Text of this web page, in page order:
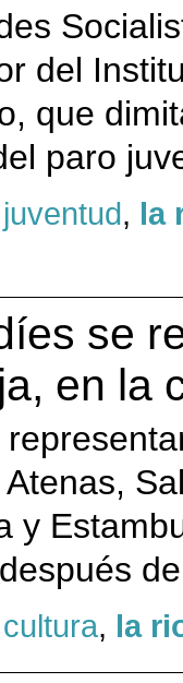
del
que
paro
juventud, la
se
en la
y
cultura, la